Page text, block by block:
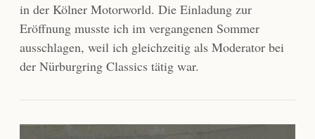
in der Kölner Motorworld. Die Einladung zur
Eröffnung musste ich im vergangenen Sommer
ausschlagen, weil ich gleichzeitig als Moderator bei
der Nürburgring Classics tätig war.